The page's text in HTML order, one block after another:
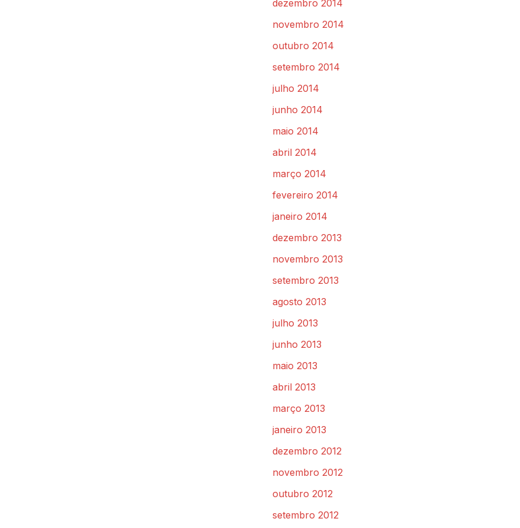
dezembro 2014
novembro 2014
outubro 2014
setembro 2014
julho 2014
junho 2014
maio 2014
abril 2014
março 2014
fevereiro 2014
janeiro 2014
dezembro 2013
novembro 2013
setembro 2013
agosto 2013
julho 2013
junho 2013
maio 2013
abril 2013
março 2013
janeiro 2013
dezembro 2012
novembro 2012
outubro 2012
setembro 2012